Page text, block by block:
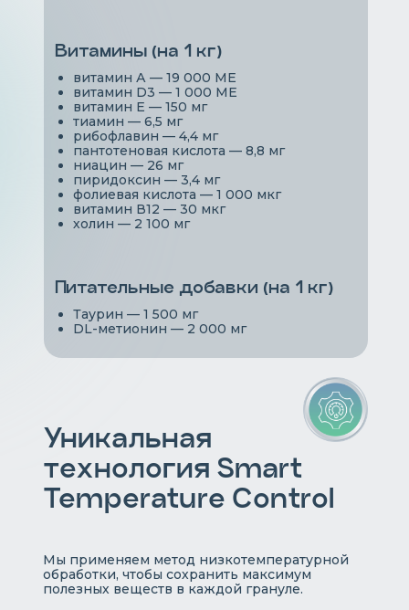
Витамины (на 1 кг)
витамин А — 19 000 МЕ
витамин D3 — 1 000 МЕ
витамин Е — 150 мг
тиамин — 6,5 мг
рибофлавин — 4,4 мг
пантотеновая кислота — 8,8 мг
ниацин — 26 мг
пиридоксин — 3,4 мг
фолиевая кислота — 1 000 мкг
витамин В12 — 30 мкг
холин — 2 100 мг
Питательные добавки (на 1 кг)
Таурин — 1 500 мг
DL-метионин — 2 000 мг
Уникальная
технология Smart
Temperature Control
Мы применяем метод низкотемпературной
обработки, чтобы сохранить максимум
полезных веществ в каждой грануле.